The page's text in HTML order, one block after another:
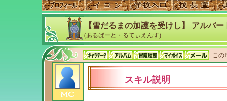
【雪だるまの加護を受けし】 アルバ
(あるばーと・るてぃえんす)
この
スキル説明